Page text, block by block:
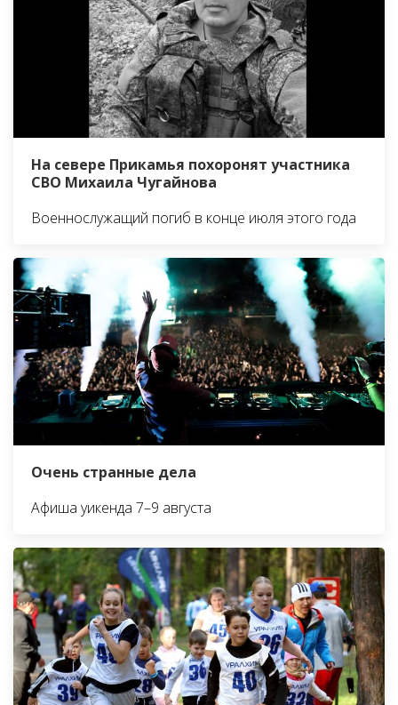
На севере Прикамья похоронят участника
СВО Михаила Чугайнова
Военнослужащий погиб в конце июля этого года
Очень странные дела
Афиша уикенда 7–9 августа